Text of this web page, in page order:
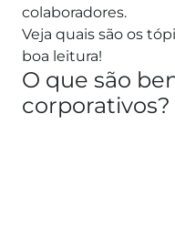
colaboradores.
Veja quais são os
boa leitura!
O que são
corporativos?